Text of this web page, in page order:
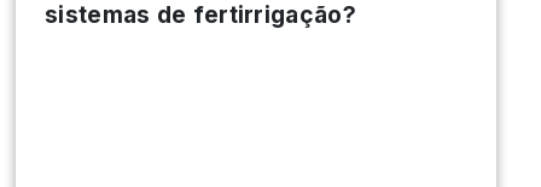
sistemas de fertirrigação?